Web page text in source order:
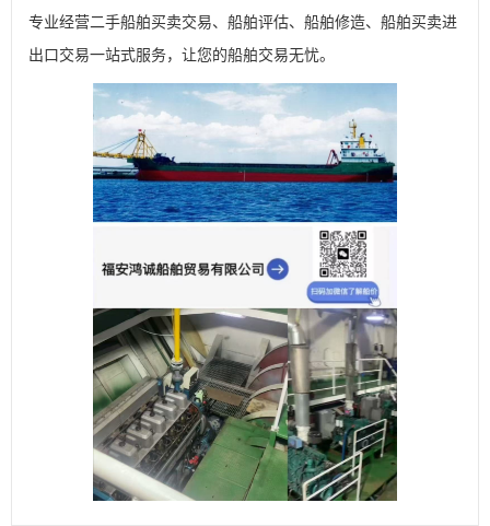
专业经营二手船舶买卖交易、船舶评估、船舶修造、船舶买卖进
出口交易一站式服务，让您的船舶交易无忧。